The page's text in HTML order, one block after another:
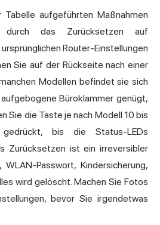
aufgeführten Maßnahmen
durch das Zurücksetzen auf
Router-Einstellungen
Sie auf der Rückseite nach einer
Modellen befindet sie sich
Büroklammer genügt,
Sie die Taste je nach Modell 10 bis
bis die Status-LEDs
Zurücksetzen ist ein irreversibler
WLAN-Passwort, Kindersicherung,
wird gelöscht. Machen Sie Fotos
bevor Sie irgendetwas